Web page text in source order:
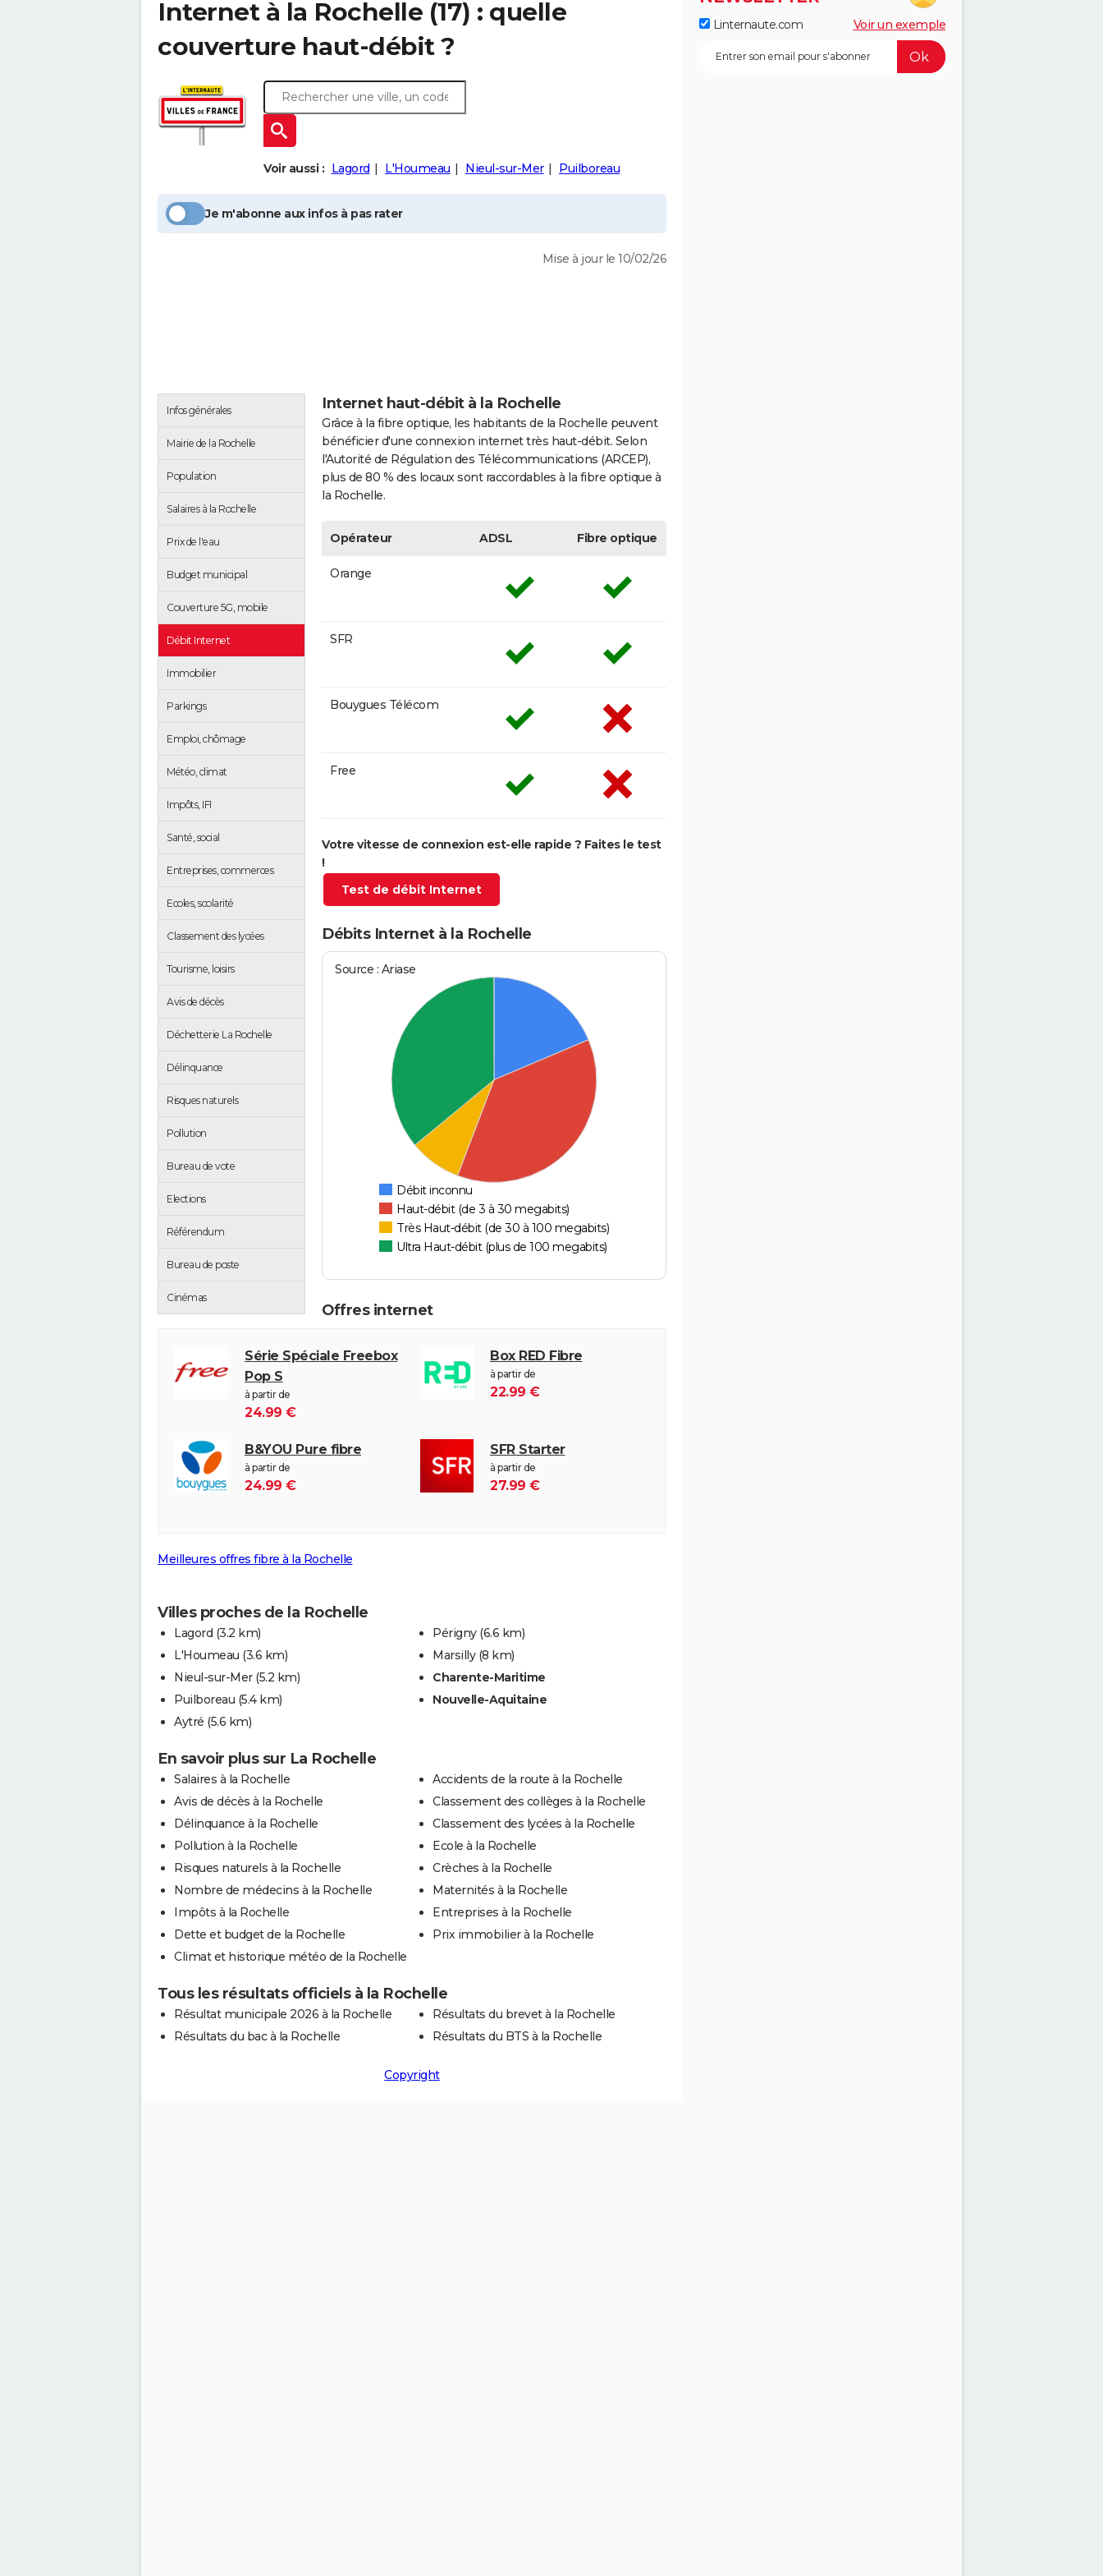
Internet à la Rochelle (17) : quelle
couverture haut-débit ?
Voir aussi : Lagord L'Houmeau Nieul-sur-Mer Puilboreau
Je m'abonne aux infos à pas rater
Mise à jour le 10/02/26
Infos générales
Mairie de la Rochelle
Population
Salaires à la Rochelle
Prix de l'eau
Budget municipal
Couverture 5G, mobile
Débit Internet
Immobilier
Parkings
Emploi, chômage
Météo, climat
Impôts, IFI
Santé, social
Entreprises, commerces
Ecoles, scolarité
Classement des lycées
Tourisme, loisirs
Avis de décès
Déchetterie La Rochelle
Délinquance
Risques naturels
Pollution
Bureau de vote
Elections
Référendum
Bureau de poste
Cinémas
Internet haut-débit à la Rochelle
Grâce à la fibre optique, les habitants de la Rochelle peuvent
bénéficier d'une connexion internet très haut-débit. Selon
l'Autorité de Régulation des Télécommunications (ARCEP),
plus de 80 % des locaux sont raccordables à la fibre optique à
la Rochelle.
Opérateur ADSL Fibre optique
Orange
SFR
Bouygues Télécom
Free
Votre vitesse de connexion est-elle rapide ? Faites le test
!
Test de débit Internet
Débits Internet à la Rochelle
Source : Ariase
Débit inconnu
Haut-débit (de 3 à 30 megabits)
Très Haut-débit (de 30 à 100 megabits)
Ultra Haut-débit (plus de 100 megabits)
Offres internet
Série Spéciale Freebox
Pop S
à partir de
24.99 €
Box RED Fibre
à partir de
22.99 €
B&YOU Pure fibre
à partir de
24.99 €
SFR Starter
à partir de
27.99 €
Meilleures offres fibre à la Rochelle
Villes proches de la Rochelle
Lagord (3.2 km)
L'Houmeau (3.6 km)
Nieul-sur-Mer (5.2 km)
Puilboreau (5.4 km)
Aytré (5.6 km)
Périgny (6.6 km)
Marsilly (8 km)
Charente-Maritime
Nouvelle-Aquitaine
En savoir plus sur La Rochelle
Salaires à la Rochelle
Avis de décès à la Rochelle
Délinquance à la Rochelle
Pollution à la Rochelle
Risques naturels à la Rochelle
Nombre de médecins à la Rochelle
Impôts à la Rochelle
Dette et budget de la Rochelle
Climat et historique météo de la Rochelle
Accidents de la route à la Rochelle
Classement des collèges à la Rochelle
Classement des lycées à la Rochelle
Ecole à la Rochelle
Crèches à la Rochelle
Maternités à la Rochelle
Entreprises à la Rochelle
Prix immobilier à la Rochelle
Tous les résultats officiels à la Rochelle
Résultat municipale 2026 à la Rochelle
Résultats du bac à la Rochelle
Résultats du brevet à la Rochelle
Résultats du BTS à la Rochelle
Copyright
Linternaute.com Voir un exemple